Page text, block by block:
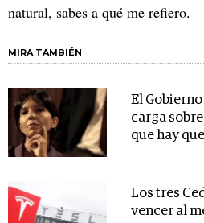
natural, sabes a qué me refiero.
MIRA TAMBIÉN
El
carga
que hay
Los tres
vencer al